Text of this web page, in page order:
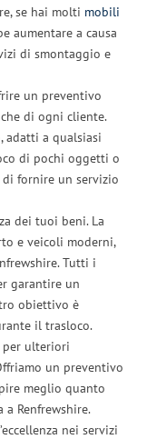
se hai molti mobili
aumentare a causa
di smontaggio e
un preventivo
di ogni cliente.
adatti a qualsiasi
di pochi oggetti o
fornire un servizio
dei tuoi beni. La
e veicoli moderni,
Tutti i
garantire un
obiettivo è
il trasloco.
per ulteriori
un preventivo
meglio quanto
Renfrewshire.
nei servizi